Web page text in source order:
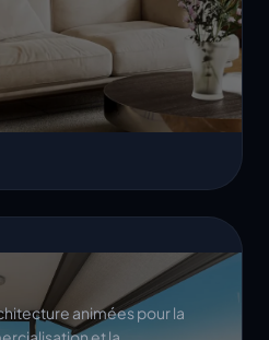
animées pour la